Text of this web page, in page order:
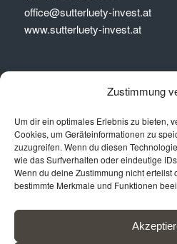
Zustimmung
Um dir ein optimales Erlebnis zu bieten,
Cookies, um Geräteinformationen zu
zuzugreifen. Wenn du diesen
wie das Surfverhalten oder eindeutige
Wenn du deine Zustimmung nicht erteilst
bestimmte Merkmale und Funktionen
office@sutterluety-invest.at
www.sutterluety-invest.at
Office: Großbritannien
Rometsch & Moor Ltd
75 Grosvenor Street, London
Tel:+44 (0)
info@rometschandmoor.com